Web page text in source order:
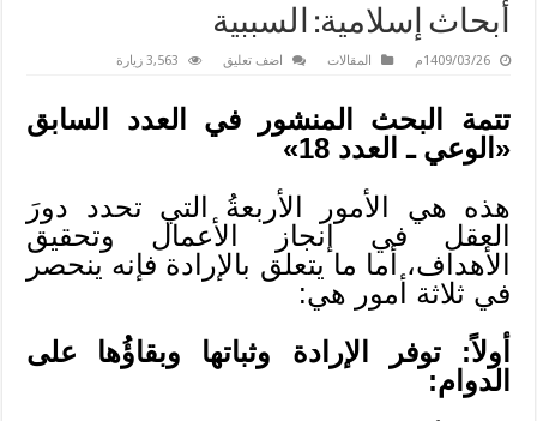
أبحاث إسلامية: السببية
1409/03/26م المقالات اضف تعليق 3,563 زيارة
تتمة البحث المنشور في العدد السابق
«الوعي ـ العدد 18»
هذه هي الأمور الأربعةُ التي تحدد دورَ
العقل في إنجاز الأعمال وتحقيق
الأهداف، أما ما يتعلق بالإرادة فإنه ينحصر
في ثلاثة أمور هي:
أولاً: توفر الإرادة وثباتها وبقاؤُها على
الدوام: